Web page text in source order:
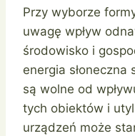
Przy wyborze
uwagę wpływ
środowisko i
energia
są wolne od
tych obiektów i
urządzeń może